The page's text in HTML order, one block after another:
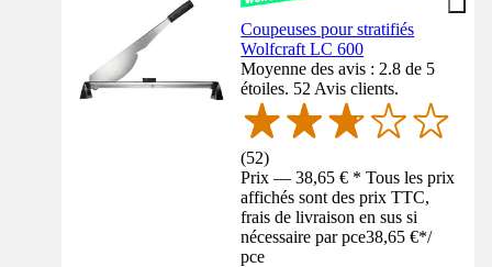
Coupeuses pour stratifiés
Wolfcraft LC 600
Moyenne des avis : 2.8 de 5
étoiles. 52 Avis clients.
(52)
Prix — 38,65 € * Tous les prix
affichés sont des prix TTC,
frais de livraison en sus si
nécessaire par pce38,65 €*/
pce